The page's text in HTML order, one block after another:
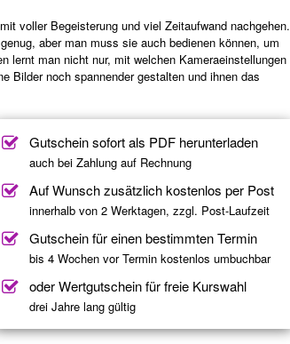
voller Begeisterung und viel Zeitaufwand nachgehen.
aber man muss sie auch bedienen können, um
lernt man nicht nur, mit welchen Kameraeinstellungen
Bilder noch spannender gestalten und ihnen das
Gutschein sofort als PDF herunterladen
auch bei Zahlung auf Rechnung
Auf Wunsch zusätzlich kostenlos per Post
innerhalb von 2 Werktagen, zzgl. Post-Laufzeit
Gutschein für einen bestimmten Termin
bis 4 Wochen vor Termin kostenlos umbuchbar
oder Wertgutschein für freie Kurswahl
drei Jahre lang gültig